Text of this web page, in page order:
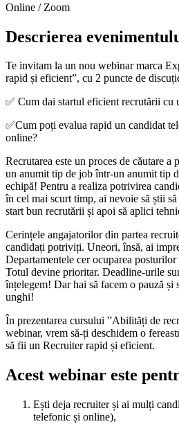
Online / Zoom
Descrierea
Te invitam la un nou webinar marca
rapid și eficient”, cu 2 puncte de
✅ Cum dai startul eficient recrutării cu
✅Cum poți evalua rapid un candidat
online?
Recrutarea este un proces de căutare a
un anumit tip de job într-un anumit tip
echipă! Pentru a realiza potrivirea
în cel mai scurt timp, ai nevoie să știi
start bun recrutării și apoi să aplici
Cerințele angajatorilor din partea
candidați potriviți. Uneori, însă, ai
Departamentele cer ocuparea
Totul devine prioritar. Deadline-urile
înțelegem! Dar hai să facem o pauză
unghi!
În prezentarea cursului ”Abilități de
webinar, vrem să-ți deschidem o
să fii un Recruiter rapid și eficient.
Acest webinar este
Ești deja recruiter și ai mulți
telefonic și online),